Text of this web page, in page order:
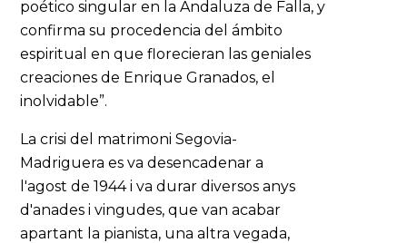
poético singular en la Andaluza de Falla, y
confirma su procedencia del ámbito
espiritual en que florecieran las geniales
creaciones de Enrique Granados, el
inolvidable”.
La crisi del matrimoni Segovia-
Madriguera es va desencadenar a
l'agost de 1944 i va durar diversos anys
d'anades i vingudes, que van acabar
apartant la pianista, una altra vegada,